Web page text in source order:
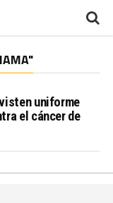
uniforme
el cáncer de